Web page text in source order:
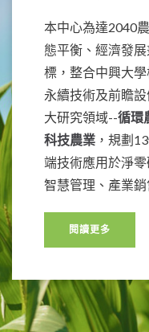
本中心為達2040
態平衡、經濟發
標，整合中興大
永續技術及前瞻
大研究領域--循環
科技農業 ，規劃
端技術應用於淨
智慧管理、產業
閱讀更多